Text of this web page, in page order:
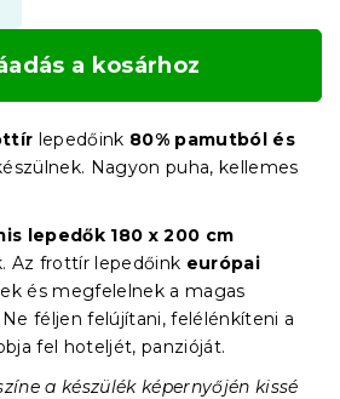
a kosárhoz
lepedőink 80% pamutból és
Nagyon puha, kellemes
lepedők 180 x 200 cm
Az frottír lepedőink európai
és megfelelnek a magas
féljen felújítani, felélénkíteni a
fel hoteljét, panzióját.
a készülék képernyőjén kissé